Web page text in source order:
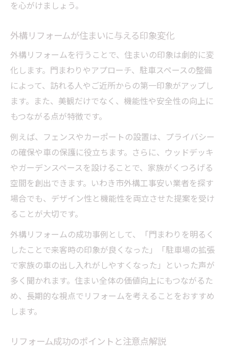
デザインと機能を両立するリフォーム事例
予算内で叶う美観アップのリフォーム術
家族の安全を守るエクステリア実践法
エクステリア工事で防犯対策を徹底する方
法
安心できる住まいづくりをリフォームで実
現
リフォームで賢く費用を抑える外構計画法
デザインとコストのバランス重視のリフォ
ーム
理想の外構リフォーム費用相場と目安を解
ツ
を心がけましょう。
外構リフォームが住まいに与える印象変化
外構リフォームを行うことで、住まいの印象は劇的に変
化します。門まわりやアプローチ、駐車スペースの整備
によって、訪れる人やご近所からの第一印象がアップし
ます。また、美観だけでなく、機能性や安全性の向上に
もつながる点が特徴です。
例えば、フェンスやカーポートの設置は、プライバシー
の確保や車の保護に役立ちます。さらに、ウッドデッキ
やガーデンスペースを設けることで、家族がくつろげる
空間を創出できます。いわき市外構工事安い業者を探す
場合でも、デザイン性と機能性を両立させた提案を受け
ることが大切です。
外構リフォームの成功事例として、「門まわりを明るく
したことで来客時の印象が良くなった」「駐車場の拡張
で家族の車の出し入れがしやすくなった」といった声が
多く聞かれます。住まい全体の価値向上にもつながるた
め、長期的な視点でリフォームを考えることをおすすめ
します。
リフォーム成功のポイントと注意点解説